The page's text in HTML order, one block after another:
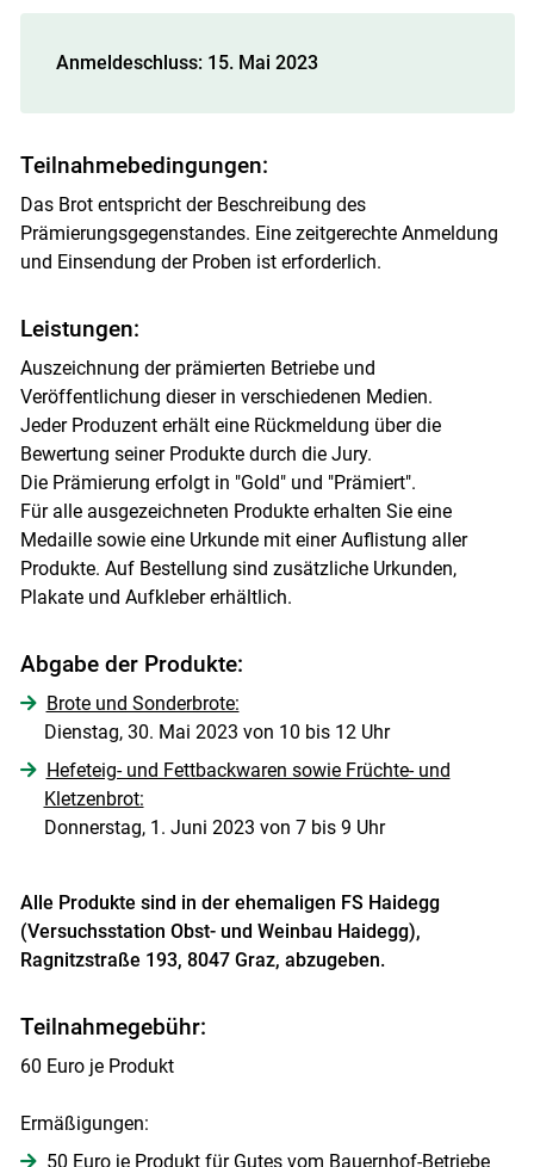
Anmeldeschluss: 15. Mai 2023
Teilnahmebedingungen:
Das Brot entspricht der Beschreibung des
Prämierungsgegenstandes. Eine zeitgerechte Anmeldung
und Einsendung der Proben ist erforderlich.
Leistungen:
Auszeichnung der prämierten Betriebe und
Veröffentlichung dieser in verschiedenen Medien.
Jeder Produzent erhält eine Rückmeldung über die
Bewertung seiner Produkte durch die Jury.
Die Prämierung erfolgt in "Gold" und "Prämiert".
Für alle ausgezeichneten Produkte erhalten Sie eine
Medaille sowie eine Urkunde mit einer Auflistung aller
Produkte. Auf Bestellung sind zusätzliche Urkunden,
Plakate und Aufkleber erhältlich.
Abgabe der Produkte:
Brote und Sonderbrote:
Dienstag, 30. Mai 2023 von 10 bis 12 Uhr
Hefeteig- und Fettbackwaren sowie Früchte- und
Kletzenbrot:
Donnerstag, 1. Juni 2023 von 7 bis 9 Uhr
Alle Produkte sind in der ehemaligen FS Haidegg
(Versuchsstation Obst- und Weinbau Haidegg),
Ragnitzstraße 193, 8047 Graz, abzugeben.
Teilnahmegebühr:
60 Euro je Produkt
Ermäßigungen:
50 Euro je Produkt für Gutes vom Bauernhof-Betriebe